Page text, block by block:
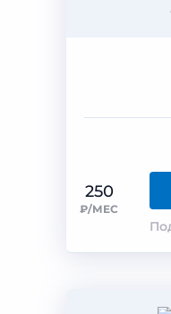
250
₽/МЕС